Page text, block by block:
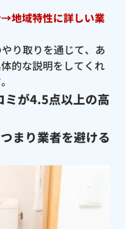
地域特性に詳しい業
り取りを通じて、あ
的な説明をしてくれ
が4.5点以上の高
まり業者を避ける